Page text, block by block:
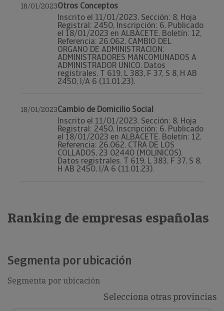
18/01/2023Otros Conceptos
Inscrito el 11/01/2023. Sección: 8, Hoja
Registral: 2450, Inscripción: 6. Publicado
el 18/01/2023 en ALBACETE. Boletín: 12,
Referencia: 26.062. CAMBIO DEL
ORGANO DE ADMINISTRACION:
ADMINISTRADORES MANCOMUNADOS A
ADMINISTRADOR UNICO. Datos
registrales. T 619, L 383, F 37, S 8, H AB
2450, I/A 6 (11.01.23).
18/01/2023Cambio de Domicilio Social
Inscrito el 11/01/2023. Sección: 8, Hoja
Registral: 2450, Inscripción: 6. Publicado
el 18/01/2023 en ALBACETE. Boletín: 12,
Referencia: 26.062. CTRA DE LOS
COLLADOS, 23 02440 (MOLINICOS).
Datos registrales. T 619, L 383, F 37, S 8,
H AB 2450, I/A 6 (11.01.23).
Ranking de empresas españolas
Segmenta por ubicación
Segmenta por ubicación
Selecciona otras provincias